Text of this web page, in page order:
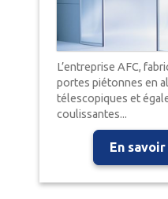
L’entreprise AFC,
portes piétonnes en
télescopiques et
coulissantes...
En savoir